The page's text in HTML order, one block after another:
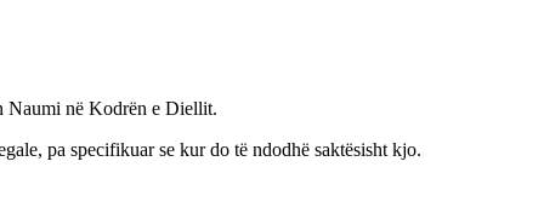
Naumi në Kodrën e Diellit.
pa specifikuar se kur do të ndodhë saktësisht kjo.